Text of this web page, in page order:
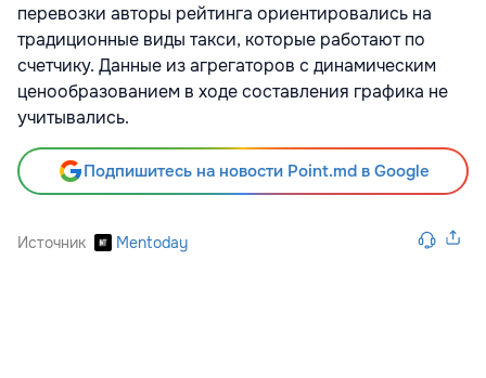
перевозки авторы рейтинга ориентировались на
традиционные виды такси, которые работают по
счетчику. Данные из агрегаторов с динамическим
ценообразованием в ходе составления графика не
учитывались.
Подпишитесь на новости Point.md в Google
Источник Mentoday